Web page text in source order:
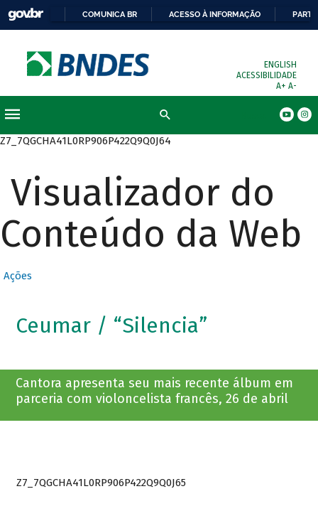
COMUNICA BR ACESSO À INFORMAÇÃO
ENGLISH
ACESSIBILIDADE
A+ A-
Z7_7QGCHA41L0RP906P422Q9Q0J64
Visualizador do
Conteúdo da Web
Ações
Ceumar / “Silencia”
Cantora apresenta seu mais recente álbum em
parceria com violoncelista francês, 26 de abril
Z7_7QGCHA41L0RP906P422Q9Q0J65